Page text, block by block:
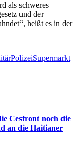
als schweres
und der
heißt es in der
PolizeiSupermarkt
Cesfront noch die
an die Haitianer